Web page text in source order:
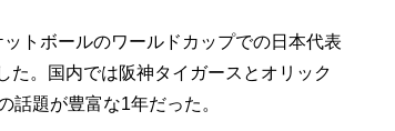
トボールのワールドカップでの日本代表
。国内では阪神タイガースとオリック
題が豊富な1年だった。